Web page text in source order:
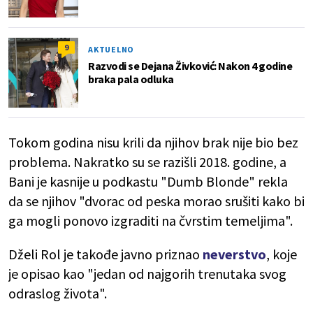
9 AKTUELNO
Razvodi se Dejana Živković: Nakon 4 godine
braka pala odluka
Tokom godina nisu krili da njihov brak nije bio bez
problema. Nakratko su se razišli 2018. godine, a
Bani je kasnije u podkastu "Dumb Blonde" rekla
da se njihov "dvorac od peska morao srušiti kako bi
ga mogli ponovo izgraditi na čvrstim temeljima".
Dželi Rol je takođe javno priznao neverstvo, koje
je opisao kao "jedan od najgorih trenutaka svog
odraslog života".